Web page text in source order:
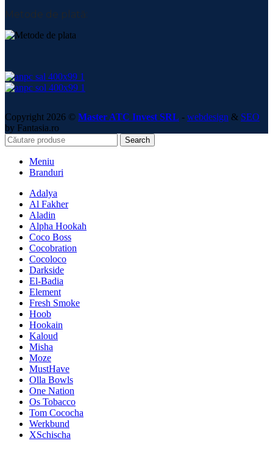
Metode de plată:
Copyright 2026 © Master ATC Invest SRL - webdesign & SEO
by Fantasia.ro
Search
Meniu
Branduri
Adalya
Al Fakher
Aladin
Alpha Hookah
Coco Boss
Cocobration
Cocoloco
Darkside
El-Badia
Element
Fresh Smoke
Hoob
Hookain
Kaloud
Misha
Moze
MustHave
Olla Bowls
One Nation
Os Tobacco
Tom Cococha
Werkbund
XSchischa